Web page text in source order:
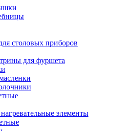
столовых приборов
для фуршета
элементы